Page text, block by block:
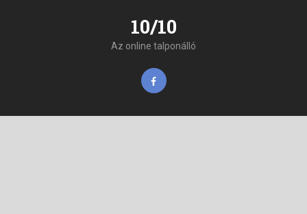
10/10
Az online talponálló